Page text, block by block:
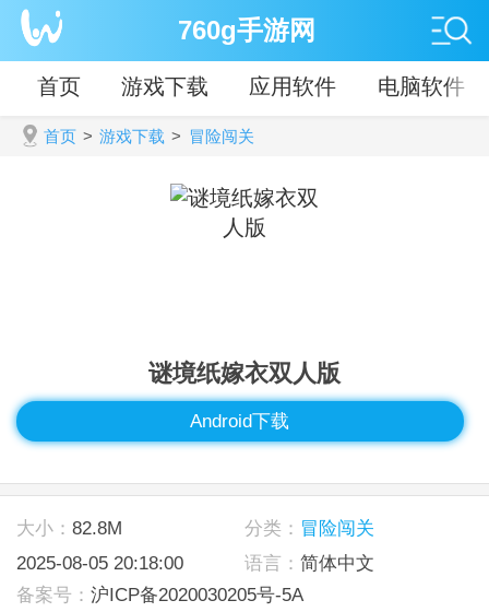
760g手游网
首页 游戏下载 应用软件 电脑软件
首页 > 游戏下载 > 冒险闯关
谜境纸嫁衣双人版
Android下载
大小： 82.8M 分类： 冒险闯关
2025-08-05 20:18:00
语言： 简体中文
备案号： 沪ICP备2020030205号-5A